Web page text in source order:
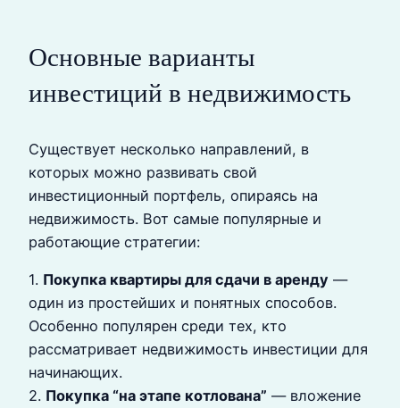
Основные варианты
инвестиций в недвижимость
Существует несколько направлений, в
которых можно развивать свой
инвестиционный портфель, опираясь на
недвижимость. Вот самые популярные и
работающие стратегии:
1. Покупка квартиры для сдачи в аренду —
один из простейших и понятных способов.
Особенно популярен среди тех, кто
рассматривает недвижимость инвестиции для
начинающих.
2. Покупка “на этапе котлована” — вложение